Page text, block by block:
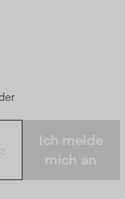
Ich melde
mich an